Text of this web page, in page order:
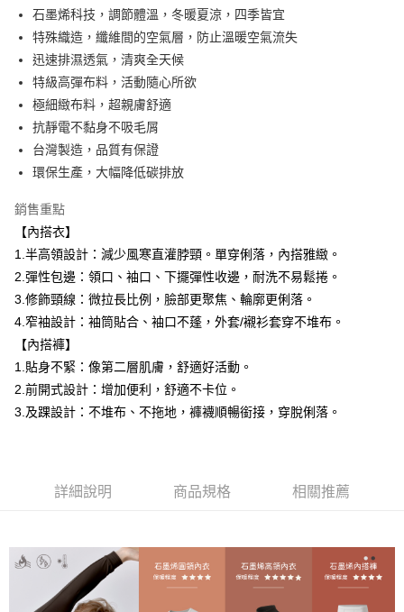
Apple Pay
悠遊付
Google Pay
ATM付款
運送方式
每筆NT$60，滿NT$1,000(含以上)免運費
付款後全家取貨
7-11取貨付款
每筆NT$60，滿NT$1,000(含以上)免運費
每筆NT$60，滿NT$1,000(含以上)免運費
宅配
每筆NT$120，滿NT$1,000(含以上)免運費
石墨烯科技，調節體溫，冬暖夏涼，四季皆宜
特殊織造，纖維間的空氣層，防止溫暖空氣流失
迅速排濕透氣，清爽全天候
特級高彈布料，活動隨心所欲
極細緻布料，超親膚舒適
抗靜電不黏身不吸毛屑
台灣製造，品質有保證
環保生產，大幅降低碳排放
銷售重點
【內搭衣】
1.半高領設計：減少風寒直灌脖頸。單穿俐落，內搭雅緻。
2.彈性包邊：領口、袖口、下擺彈性收邊，耐洗不易鬆捲。
3.修飾頸線：微拉長比例，臉部更聚焦、輪廓更俐落。
4.窄袖設計：袖筒貼合、袖口不蓬，外套/襯衫套穿不堆布。
【內搭褲】
1.貼身不緊：像第二層肌膚，舒適好活動。
2.前開式設計：增加便利，舒適不卡位。
3.及踝設計：不堆布、不拖地，褲襪順暢銜接，穿脫俐落。
詳細說明 商品規格 相關推薦